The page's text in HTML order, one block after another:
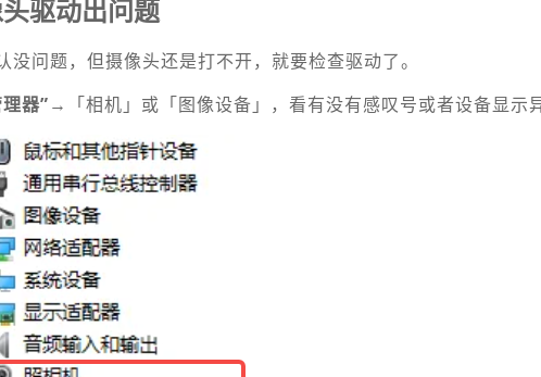
驱动出问题
没问题，但摄像头还是打不开，就要检查驱动了。
器”→「相机」或「图像设备」，看有没有感叹号或者设备显示